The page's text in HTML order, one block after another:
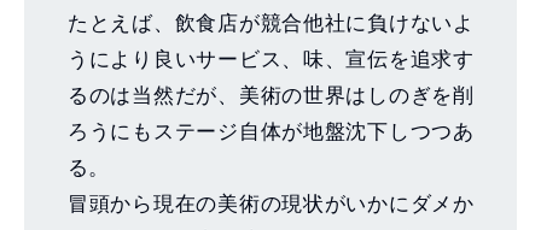
たとえば、飲食店が競合他社に負けないよ
うにより良いサービス、味、宣伝を追求す
るのは当然だが、美術の世界はしのぎを削
ろうにもステージ自体が地盤沈下しつつあ
る。
冒頭から現在の美術の現状がいかにダメか